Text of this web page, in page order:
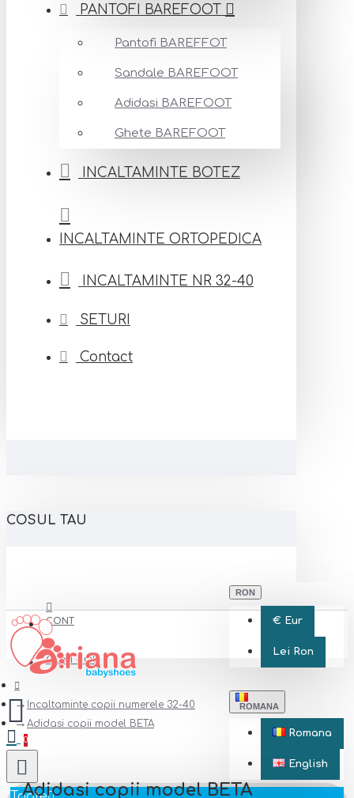
PANTOFI BAREFOOT
Pantofi BAREFFOT
Sandale BAREFOOT
Adidasi BAREFOOT
Ghete BAREFOOT
INCALTAMINTE BOTEZ
INCALTAMINTE ORTOPEDICA
INCALTAMINTE NR 32-40
SETURI
Contact
COSUL TAU
CONT
CONT NOU
RON
€ Eur
Lei Ron
ROMANA
Romana
English
0
Incaltaminte copii numerele 32-40
Adidasi copii model BETA
Adidasi copii model BETA